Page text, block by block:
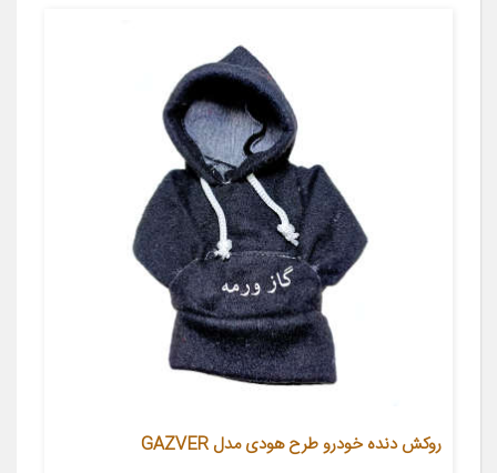
روکش دنده خودرو طرح هودی مدل GAZVER